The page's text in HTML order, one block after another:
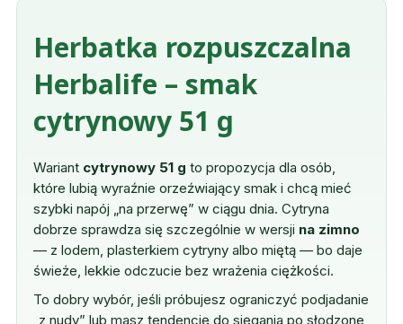
Herbatka rozpuszczalna
Herbalife – smak
cytrynowy 51 g
Wariant cytrynowy 51 g to propozycja dla osób,
które lubią wyraźnie orzeźwiający smak i chcą mieć
szybki napój „na przerwę” w ciągu dnia. Cytryna
dobrze sprawdza się szczególnie w wersji na zimno
— z lodem, plasterkiem cytryny albo miętą — bo daje
świeże, lekkie odczucie bez wrażenia ciężkości.
To dobry wybór, jeśli próbujesz ograniczyć podjadanie
„z nudy” lub masz tendencję do sięgania po słodzone